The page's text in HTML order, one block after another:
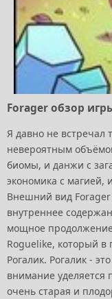
Forager обзор
Я давно не встречал
невероятным
биомы, и данжи с
экономика с магией,
Внешний вид Forager
внутреннее
мощное продолжение
Roguelike, который в
Рогалик. Рогалик -
внимание уделяется
очень старая и